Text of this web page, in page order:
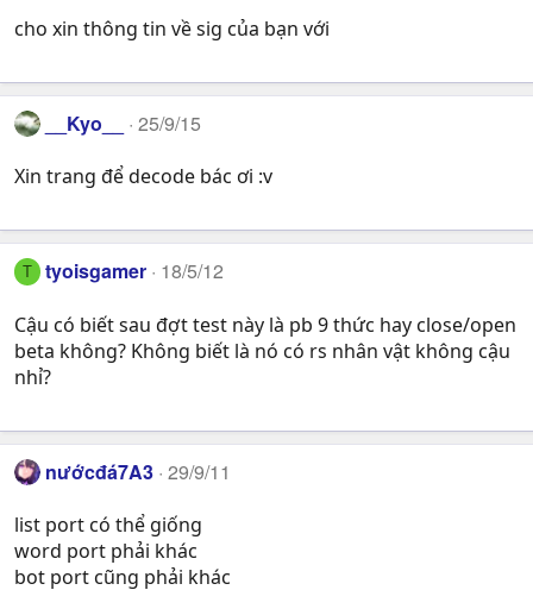
cho xin thông tin về sig của bạn với
__Kyo__ 25/9/15
Xin trang để decode bác ơi :v
T tyoisgamer 18/5/12
Cậu có biết sau đợt test này là pb 9 thức hay close/open
beta không? Không biết là nó có rs nhân vật không cậu
nhỉ?
nướcđá7A3 29/9/11
list port có thể giống
word port phải khác
bot port cũng phải khác